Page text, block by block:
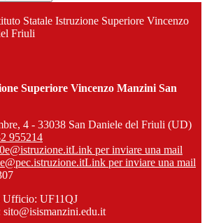
Statale Istruzione Superiore Vincenzo
Friuli
Superiore Vincenzo Manzini San
4 - 33038 San Daniele del Friuli (UD)
955214
Link per inviare una mail
Link per inviare una mail
Ufficio: UF11QJ